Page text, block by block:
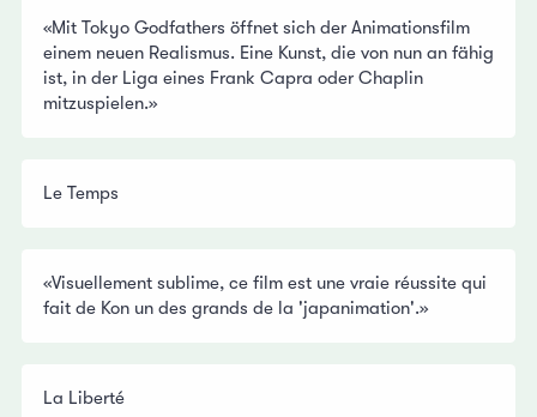
«Mit Tokyo Godfathers öffnet sich der Animationsfilm
einem neuen Realismus. Eine Kunst, die von nun an fähig
ist, in der Liga eines Frank Capra oder Chaplin
mitzuspielen.»
Le Temps
«Visuellement sublime, ce film est une vraie réussite qui
fait de Kon un des grands de la 'japanimation'.»
La Liberté